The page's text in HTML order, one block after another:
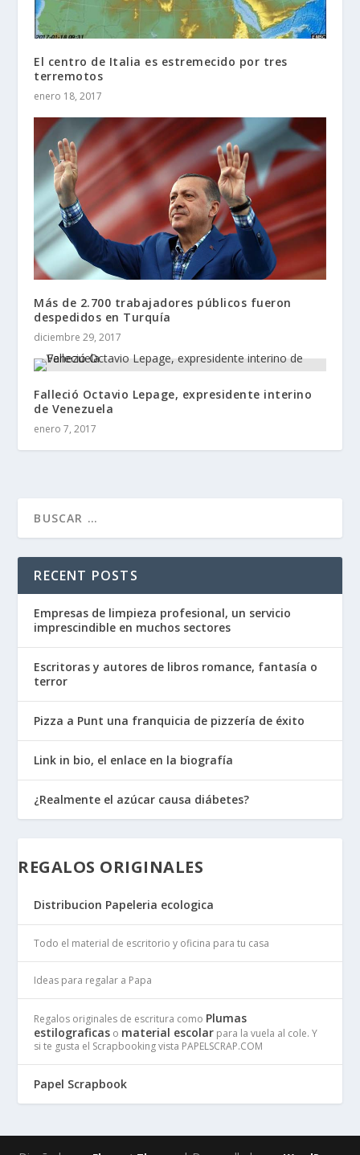
El centro de Italia es estremecido por tres
terremotos
enero 18, 2017
Más de 2.700 trabajadores públicos fueron
despedidos en Turquía
diciembre 29, 2017
Falleció Octavio Lepage, expresidente interino
de Venezuela
enero 7, 2017
RECENT POSTS
Empresas de limpieza profesional, un servicio
imprescindible en muchos sectores
Escritoras y autores de libros romance, fantasía o
terror
Pizza a Punt una franquicia de pizzería de éxito
Link in bio, el enlace en la biografía
¿Realmente el azúcar causa diábetes?
REGALOS ORIGINALES
Distribucion Papeleria ecologica
Todo el material de escritorio y oficina para tu casa
Ideas para regalar a Papa
Regalos originales de escritura como Plumas
estilograficas o material escolar para la vuela al cole. Y
si te gusta el Scrapbooking vista PAPELSCRAP.COM
Papel Scrapbook